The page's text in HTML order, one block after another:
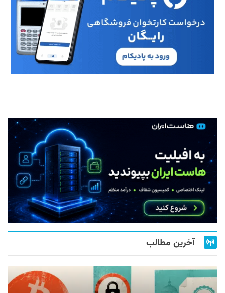
آخرین مطالب